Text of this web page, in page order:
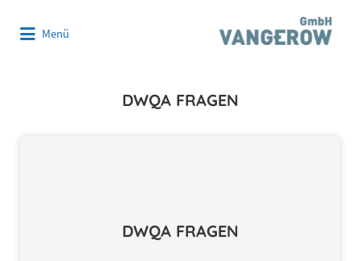
Menü
DWQA FRAGEN
DWQA FRAGEN